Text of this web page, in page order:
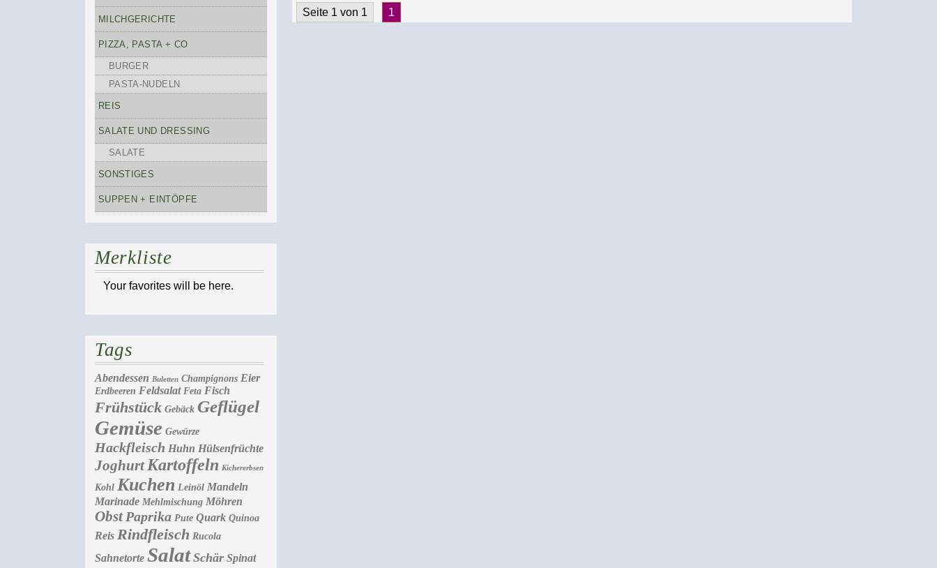
MILCHGERICHTE
PIZZA, PASTA + CO
BURGER
PASTA-NUDELN
REIS
SALATE UND DRESSING
SALATE
SONSTIGES
SUPPEN + EINTÖPFE
Merkliste
Your favorites will be here.
Tags
Abendessen Buletten Champignons Eier
Erdbeeren Feldsalat Feta Fisch
Frühstück Gebäck Geflügel
Gemüse Gewürze
Hackfleisch Huhn Hülsenfrüchte
Joghurt Kartoffeln Kichererbsen
Kohl Kuchen Leinöl Mandeln
Marinade Mehlmischung Möhren
Obst Paprika Pute Quark Quinoa
Reis Rindfleisch Rucola
Sahnetorte Salat Schär Spinat
Seite 1 von 1 1